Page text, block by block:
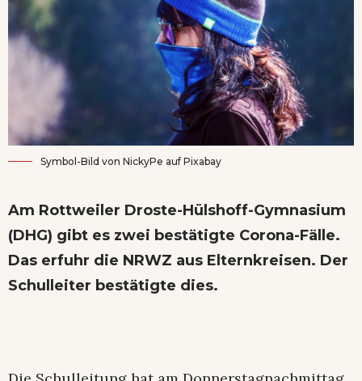
Symbol-Bild von NickyPe auf Pixabay
Am Rottweiler Droste-Hülshoff-Gymnasium
(DHG) gibt es zwei bestätigte Corona-Fälle.
Das erfuhr die NRWZ aus Elternkreisen. Der
Schulleiter bestätigte dies.